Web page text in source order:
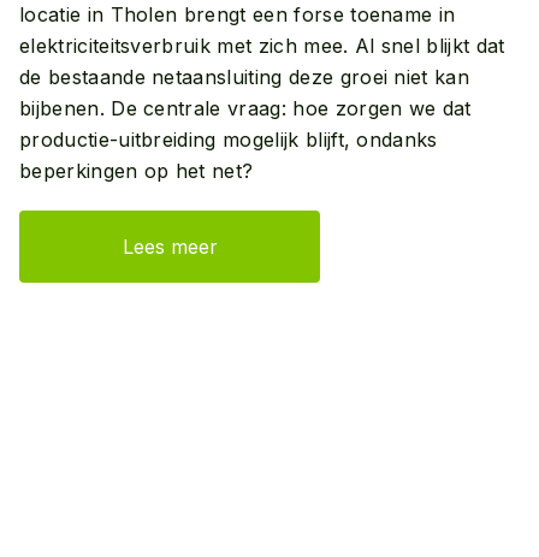
locatie in Tholen brengt een forse toename in
elektriciteitsverbruik met zich mee. Al snel blijkt dat
de bestaande netaansluiting deze groei niet kan
bijbenen. De centrale vraag: hoe zorgen we dat
productie-uitbreiding mogelijk blijft, ondanks
beperkingen op het net?
Lees meer